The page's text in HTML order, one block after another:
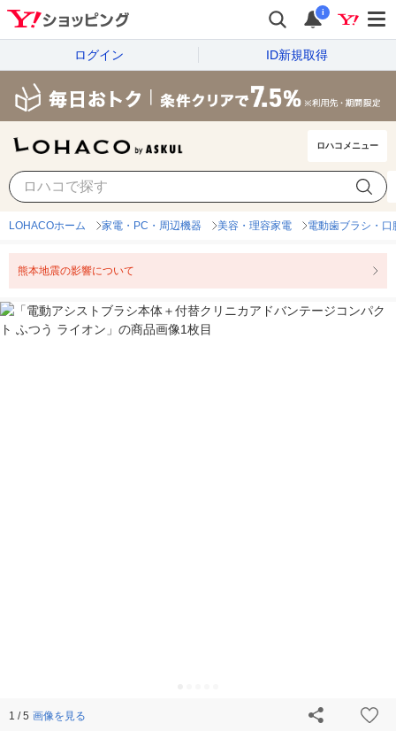
i
ログイン ID新規取得
ロハコメニュー
LOHACOホーム 家電・PC・周辺機器 美容・理容家電 電動歯ブラシ・口
熊本地震の影響について
1 / 5 画像を見る